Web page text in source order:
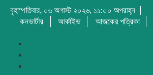
বৃহস্পতিবার, ০৬ অগাস্ট ২০২৬, ১১:০০ অপরাহ্ন
কনভার্টার
আর্কাইভ আজকের পত্রিকা